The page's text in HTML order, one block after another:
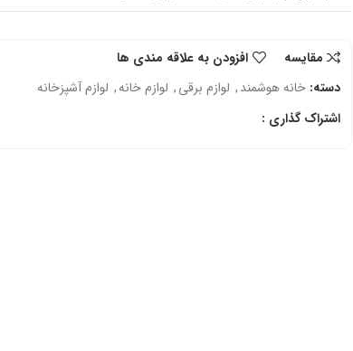
مقایسه
افزودن به علاقه مندی ها
دسته: خانه هوشمند, لوازم برقی, لوازم خانه, لوازم آشپزخانه
اشتراک گذاری :